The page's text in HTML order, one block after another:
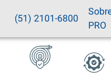
(51) 2101-6800
PRO